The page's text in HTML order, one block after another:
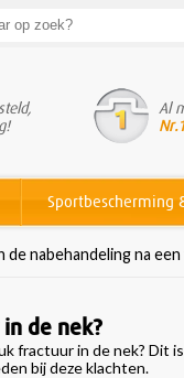
Al
Sportbescherming
de nabehandeling na
de nek?
fractuur in de nek? Dit
bij deze klachten.